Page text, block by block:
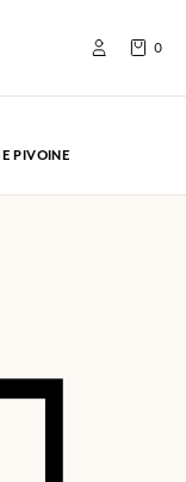
0
PIVOINE